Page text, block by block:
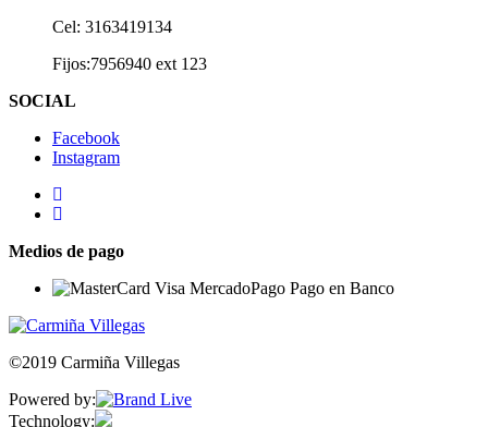
Cel: 3163419134
Fijos:7956940 ext 123
SOCIAL
Facebook
Instagram
Medios de pago
©2019 Carmiña Villegas
Powered by:
Technology: